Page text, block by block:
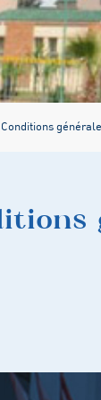
Conditions